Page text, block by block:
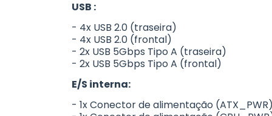
USB :
- 4x USB 2.0 (traseira)
- 4x USB 2.0 (frontal)
- 2x USB 5Gbps Tipo A (traseira)
- 2x USB 5Gbps Tipo A (frontal)
E/S interna:
- 1x Conector de alimentação (ATX_PWR)